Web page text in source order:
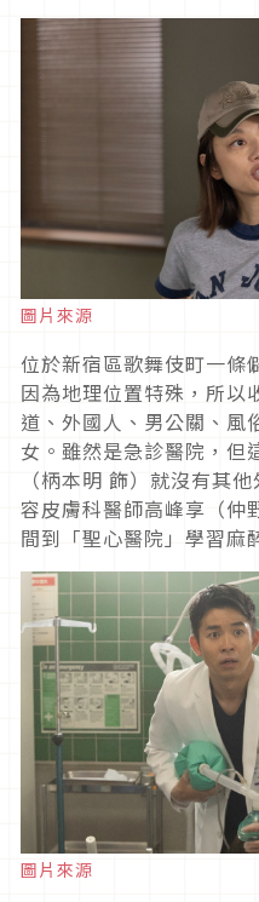
圖片來源
位於新宿區歌舞伎町一條
因為地理位置特殊，所以
道、外國人、男公關、風
女。雖然是急診醫院，但
（柄本明 飾）就沒有其
容皮膚科醫師高峰享（仲
間到「聖心醫院」學習麻
圖片來源